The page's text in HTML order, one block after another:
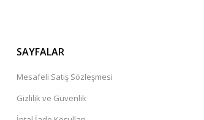
SAYFALAR
Mesafeli Satış Sözleşmesi
Gizlilik ve Güvenlik